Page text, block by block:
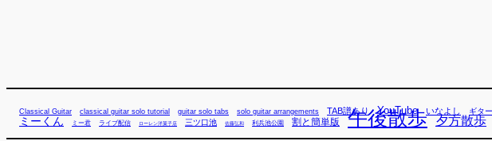
Classical Guitar classical guitar solo tutorial guitar solo tabs solo guitar arrangements TAB譜あり YouTube いなよし ギター
ミーくん ミー君 ライブ配信 ローレン洋菓子店 三ツ口池 佐藤弘和 利兵池公園 割と簡単版 午後散歩 夕方散歩